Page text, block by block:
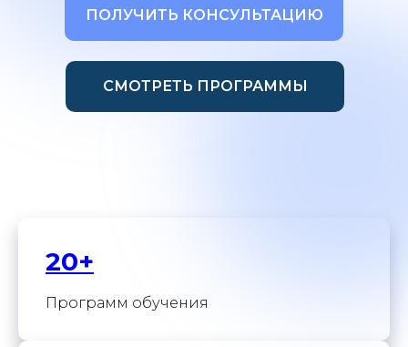
СМОТРЕТЬ ПРОГРАММЫ
ПОЛУЧИТЬ КОНСУЛЬТАЦИЮ
20+
Программ обучения